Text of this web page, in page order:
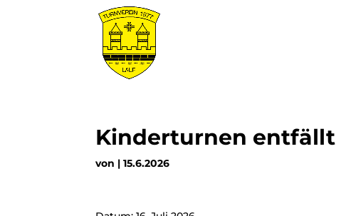
Kinderturnen entfällt
von |15.6.2026